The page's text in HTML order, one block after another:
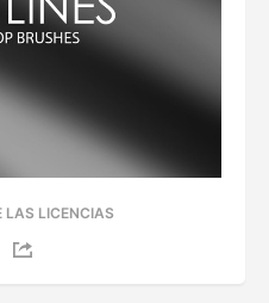
LAS LICENCIAS